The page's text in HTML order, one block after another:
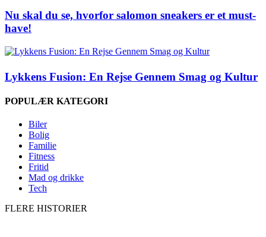
Nu skal du se, hvorfor salomon sneakers er et must-
have!
Lykkens Fusion: En Rejse Gennem Smag og Kultur
POPULÆR KATEGORI
Biler
Bolig
Familie
Fitness
Fritid
Mad og drikke
Tech
FLERE HISTORIER